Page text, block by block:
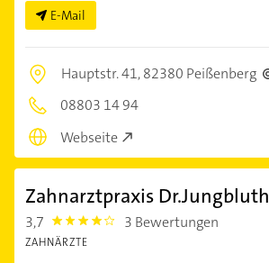
E-Mail
Hauptstr. 41,82380 Peißenberg
08803 14 94
Webseite
Zahnarztpraxis Dr.Jungbluth
3,7 3.7 3 Bewertungen
ZAHNÄRZTE